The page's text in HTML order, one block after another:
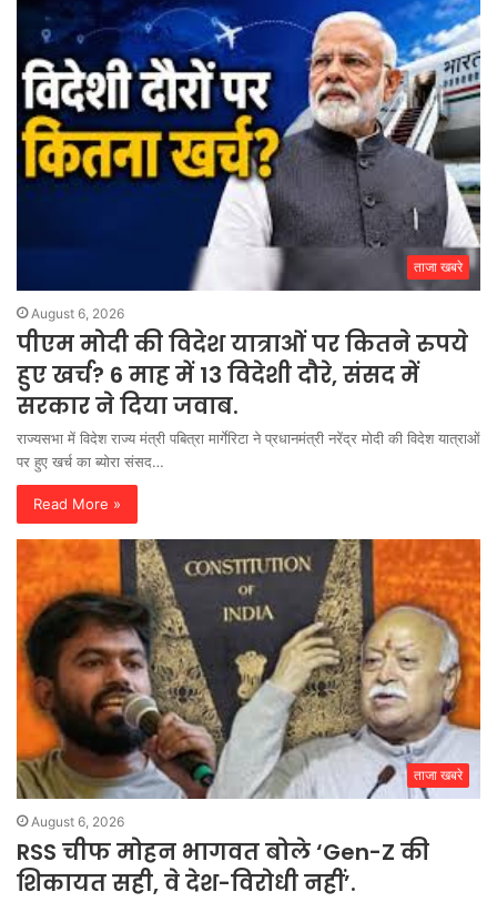
ताजा खबरे
August 6, 2026
पीएम मोदी की विदेश यात्राओं पर कितने रुपये
हुए खर्च? 6 माह में 13 विदेशी दौरे, संसद में
सरकार ने दिया जवाब.
राज्यसभा में विदेश राज्य मंत्री पबित्रा मार्गेरिटा ने प्रधानमंत्री नरेंद्र मोदी की विदेश यात्राओं
पर हुए खर्च का ब्योरा संसद…
Read More »
ताजा खबरे
August 6, 2026
RSS चीफ मोहन भागवत बोले ‘Gen-Z की
शिकायत सही, वे देश-विरोधी नहीं’.